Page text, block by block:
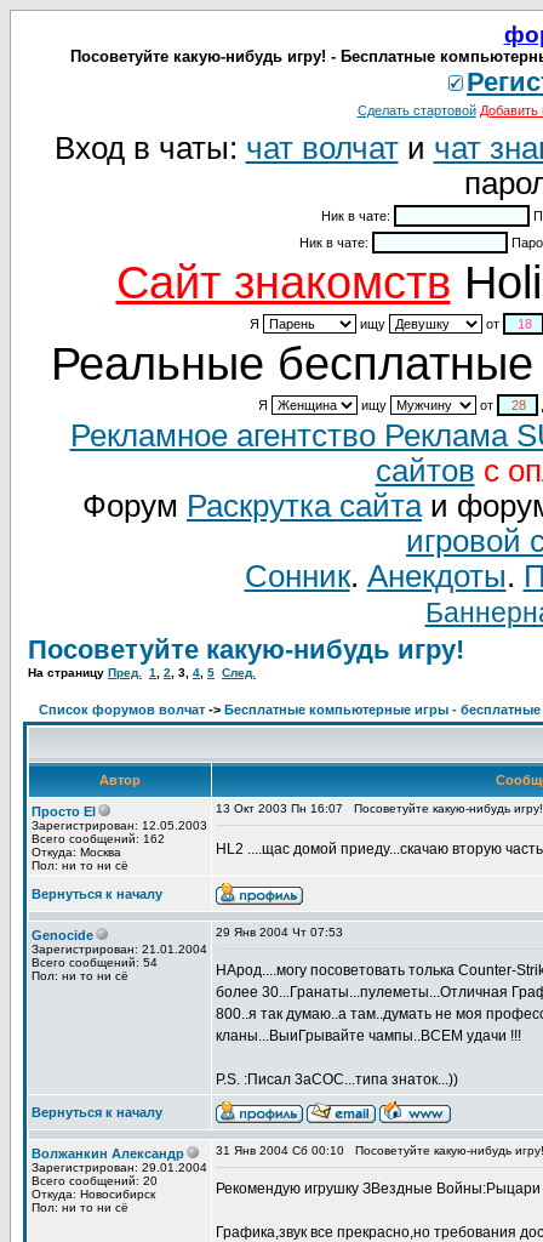
Посоветуйте какую-нибудь игру! - Бесплатные
Сделать стартовой Добавить
Вход в чаты: чат волчати чат
Ник в чате:
Ник в чате:
Cайт знакомств
Я ищу от
Реальные бесплатные
Я ищу от
Рекламное агентство Реклама
сайтов с
Форум Раскрутка сайтаи
игровой
Сонник. Анекдоты.
Посоветуйте какую-нибудь игру!
На страницу Пред. 1 2 3 4 5 След.
Список форумов волчат -> Бесплатные компьютерные игры -
Автор
Просто El
Зарегистрирован: 12.05.2003
Всего сообщений: 162
Откуда: Москва
Пол: ни то ни сё
13 Окт 2003 Пн 16:07 Посоветуйте какую-нибудь игру!
HL2 ....щас домой приеду...скачаю вторую
Вернуться к началу
Genocide
Зарегистрирован: 21.01.2004
Всего сообщений: 54
Пол: ни то ни сё
29 Янв 2004 Чт 07:53
НАрод....могу посоветовать толька Counter-
более 30...Гранаты...пулеметы...Отличная
800..я так думаю..а там..думать не моя
кланы...ВыиГрывайте чампы..ВСЕМ удачи !!!
P.S. :Писал 3аСОС...типа знаток...))
Вернуться к началу
Волжанкин Александр
Зарегистрирован: 29.01.2004
Всего сообщений: 20
Откуда: Новосибирск
Пол: ни то ни сё
31 Янв 2004 Сб 00:10 Посоветуйте какую-нибудь игру!
Рекомендую игрушку ЗВездные Войны:Рыцари
Графика,звук все прекрасно,но требования